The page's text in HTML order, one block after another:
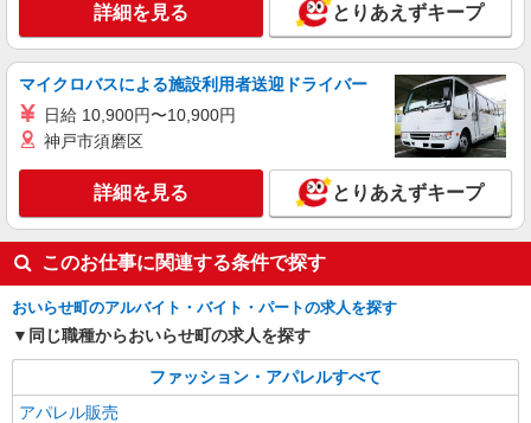
販売スタッフ
［正社員］月給230,000円〜 ※試用期間（3ヶ
月間）：本採用と同じ
青森県上北郡おいらせ町中野平40-1 イオンモ
ール下田
キープ 詳細を見る
アルバイト パート
SHOO・LA・RUE
アパレルスタッフ
［パート］時給1,050円〜
青森県上北郡おいらせ町中野平40-1 イオンモ
詳細を見る
詳細を見る とりあえずキープ
マイクロバスによる施設利用者送迎ドライバー
日給 10,900円〜10,900円
神戸市須磨区
詳細を見る とりあえずキープ
このお仕事に関連する条件で探す
おいらせ町のアルバイト・バイト・パートの求人を探す
同じ職種からおいらせ町の求人を探す
ファッション・アパレルすべて
アパレル販売